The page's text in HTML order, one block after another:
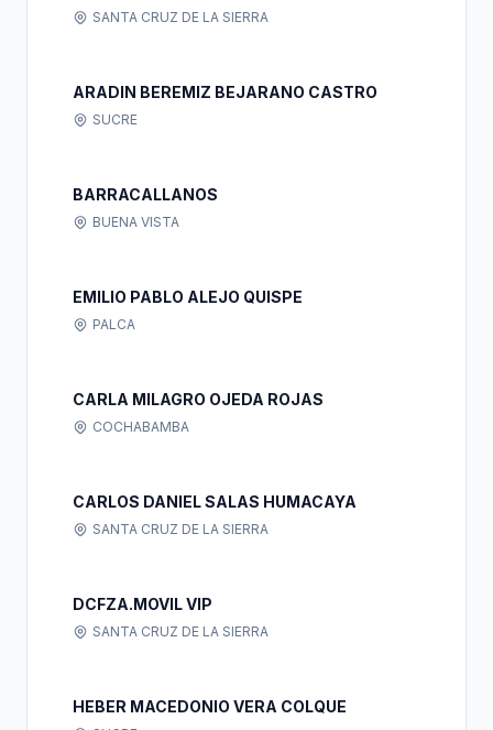
SANTA CRUZ DE LA SIERRA
ARADIN BEREMIZ BEJARANO CASTRO
SUCRE
BARRACALLANOS
BUENA VISTA
EMILIO PABLO ALEJO QUISPE
PALCA
CARLA MILAGRO OJEDA ROJAS
COCHABAMBA
CARLOS DANIEL SALAS HUMACAYA
SANTA CRUZ DE LA SIERRA
DCFZA.MOVIL VIP
SANTA CRUZ DE LA SIERRA
HEBER MACEDONIO VERA COLQUE